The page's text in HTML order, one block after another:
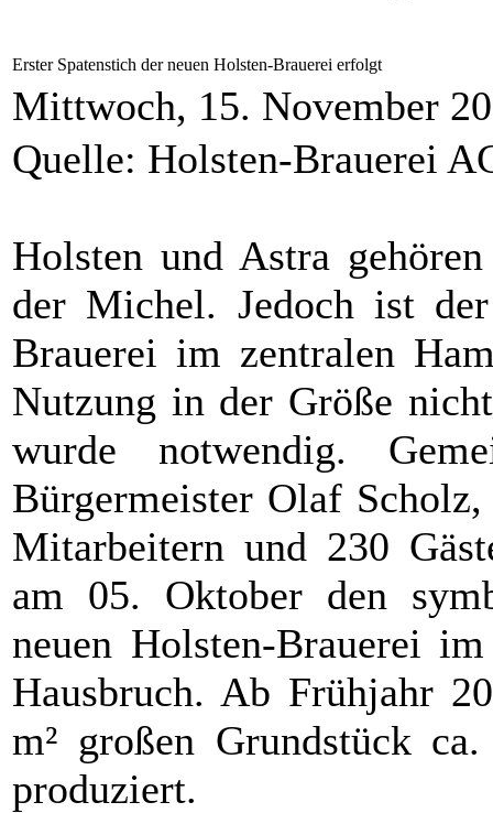
Erster Spatenstich der neuen Holsten-Brauerei erfolgt
Mittwoch, 15. November
Quelle: Holsten-Brauerei
Holsten und Astra
der Michel. Jedoch ist
Brauerei im zentralen
Nutzung in der Größe
wurde notwendig.
Bürgermeister Olaf
Mitarbeitern und 230
am 05. Oktober den
neuen Holsten-Brauerei
Hausbruch. Ab Frühjahr
m² großen Grundstück
produziert.